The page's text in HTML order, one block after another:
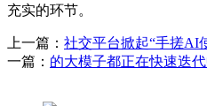
充实的环节。
上一篇： 社交平台掀起“手搓AI
一篇： 的大模子都正在快速迭